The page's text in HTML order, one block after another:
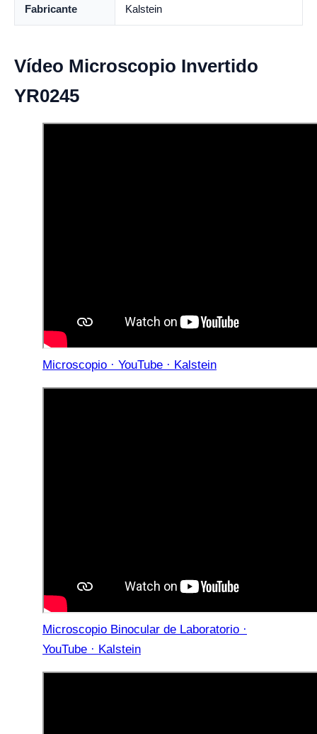
Fabricante Kalstein
Vídeo Microscopio Invertido
YR0245
Microscopio · YouTube · Kalstein
Microscopio Binocular de Laboratorio ·
YouTube · Kalstein